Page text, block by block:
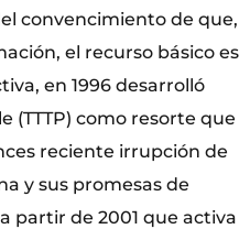
convencimiento de que,
el recurso básico es
en 1996 desarrolló
(TTTP) como resorte que
reciente irrupción de
y sus promesas de
partir de 2001 que activa